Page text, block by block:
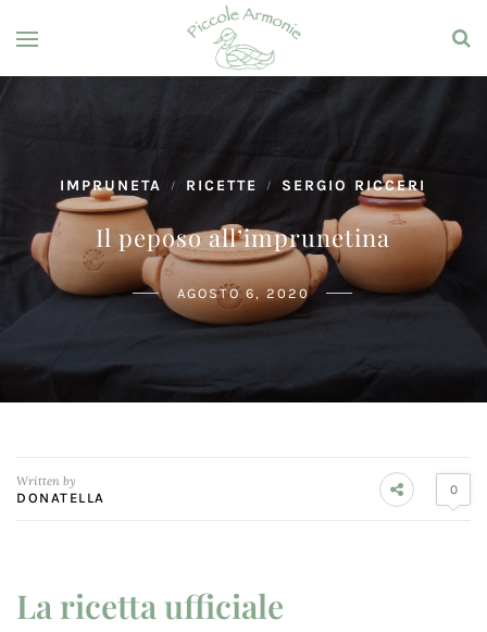
IMPRUNETA / RICETTE / SERGIO RICCERI
Il peposo all’imprunetina
AGOSTO 6, 2020
Written by
DONATELLA
0
La ricetta ufficiale